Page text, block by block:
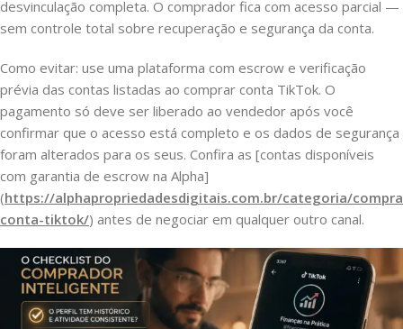
desvinculação completa. O comprador fica com acesso parcial —
sem controle total sobre recuperação e segurança da conta.
Como evitar: use uma plataforma com escrow e verificação
prévia das contas listadas ao comprar conta TikTok. O
pagamento só deve ser liberado ao vendedor após você
confirmar que o acesso está completo e os dados de segurança
foram alterados para os seus. Confira as [contas disponíveis
com garantia de escrow na Alpha]
(https://alphapropriedadesdigitais.com.br/categoria/
conta-tiktok/) antes de negociar em qualquer outro canal.